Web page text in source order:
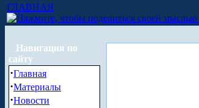
ГЛАВНАЯ
Навигация по
сайту
·Главная
·Материалы
·Новости